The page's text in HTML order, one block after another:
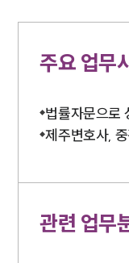
주요 업무
법률자문으로
제주변호사,
관련 업무